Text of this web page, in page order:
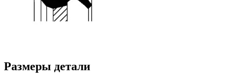
Размеры детали